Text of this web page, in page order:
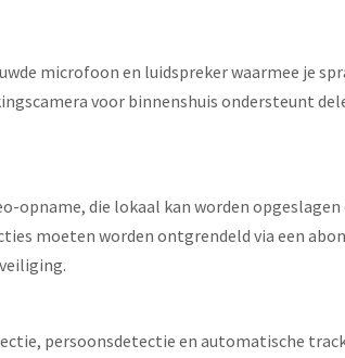
microfoon en luidspreker waarmee je
voor binnenshuis ondersteunt
opname, die lokaal kan worden
moeten worden ontgrendeld via een
persoonsdetectie en automatische